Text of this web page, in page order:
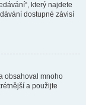
který najdete
dostupné závisí
obsahoval mnoho
a použijte